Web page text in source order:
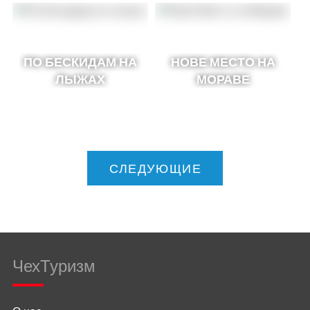
ПО БЕСКИДАМ НА
ЛЫЖАХ
НОВЕ МЕСТО НА
МОРАВЕ
СЛЕДУЮЩИЕ
ЧехТуризм